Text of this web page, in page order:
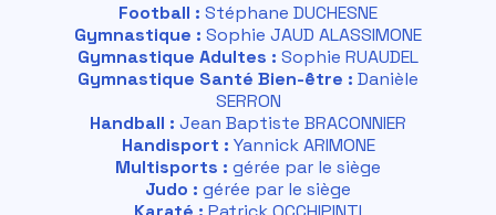
Football : Stéphane DUCHESNE
Gymnastique : Sophie JAUD ALASSIMONE
Gymnastique Adultes : Sophie RUAUDEL
Gymnastique Santé Bien-être : Danièle
SERRON
Handball : Jean Baptiste BRACONNIER
Handisport : Yannick ARIMONE
Multisports : gérée par le siège
Judo : gérée par le siège